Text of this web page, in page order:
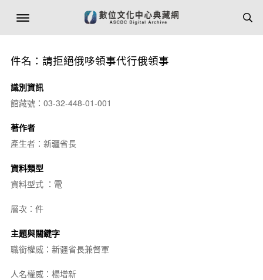
件名：請拒絕俄哆領事代行俄領事
識別資訊
館藏號：03-32-448-01-001
著作者
產生者：新疆省長
資料類型
資料型式 ：電
層次：件
主題與關鍵字
職銜權威：新疆省長兼督軍
人名權威：楊增新